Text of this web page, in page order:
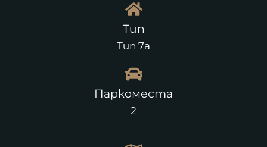
Тип
Тип 7а
Паркоместа
2